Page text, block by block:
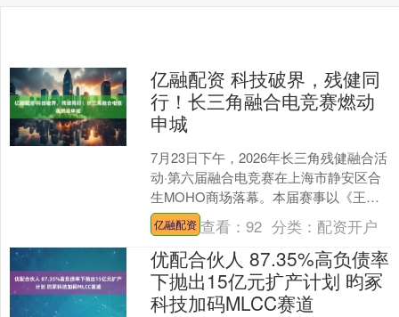
亿融配资 科技破界，残健同
行！长三角融合电竞赛燃动
申城
7月23日下午，2026年长三角残健融合活
动·第六届融合电竞赛在上海市静安区合
生MOHO商场落幕。本届赛事以《王者
荣耀》为竞技项目，吸引长三角三省一
市19支队伍....
亿融配资 查看：92 分类： 配资开户
优配合伙人 87.35%高负债率
下抛出15亿元扩产计划 昀冢
科技加码MLCC赛道